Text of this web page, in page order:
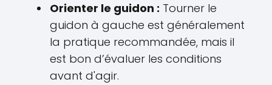
Orienter le guidon : Tourner le
guidon à gauche est généralement
la pratique recommandée, mais il
est bon d’évaluer les conditions
avant d'agir.